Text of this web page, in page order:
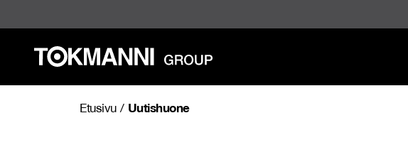
Etusivu/ Uutishuone